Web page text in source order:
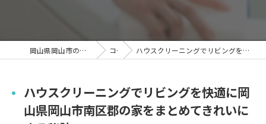
岡山県岡山市のハウスクリーニングならクレール コラム ハウスクリーニングでリビングを快適に岡山県岡山市南区郡の家をまとめてきれいにする秘訣
ハウスクリーニングでリビングを快適に岡
山県岡山市南区郡の家をまとめてきれいに